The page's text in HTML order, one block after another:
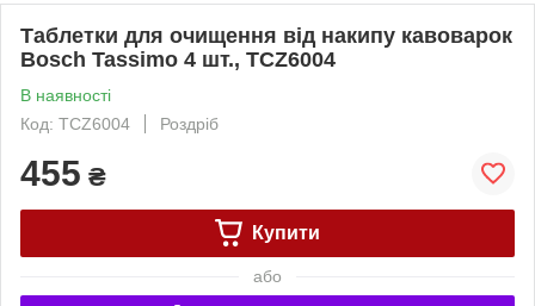
Таблетки для очищення від накипу кавоварок
Bosch Tassimo 4 шт., TCZ6004
В наявності
Код: TCZ6004
Роздріб
455 ₴
Купити
або